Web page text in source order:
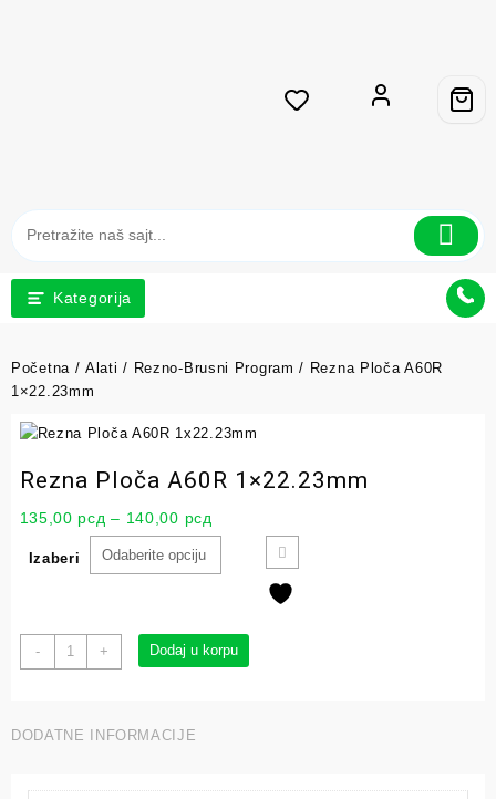
Kategorija
Početna /Alati / Rezno-Brusni Program / Rezna Ploča A60R
1×22.23mm
Rezna Ploča A60R 1×22.23mm
135,00 рсд – 140,00 рсд
Izaberi
- + Dodaj u korpu
DODATNE INFORMACIJE